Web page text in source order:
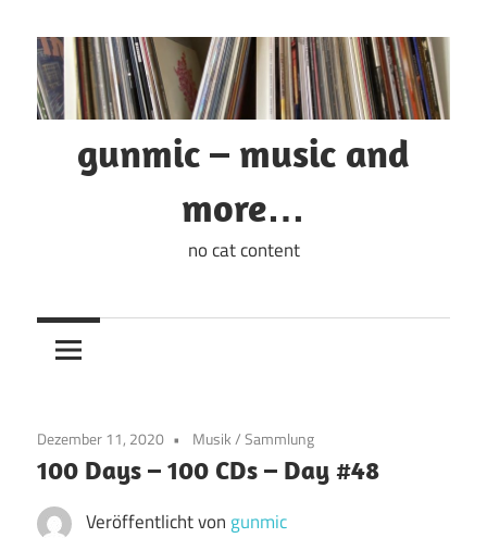
Inhalt
springen
gunmic – music and
more…
no cat content
Dezember 11, 2020 Musik/Sammlung
100 Days – 100 CDs – Day #48
Veröffentlicht vongunmic